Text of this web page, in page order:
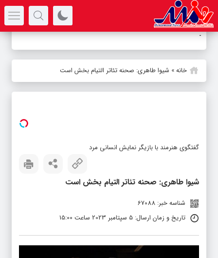
آلبوم «آسی-
خانه» شیوا طاهری: صحنه تئاتر التیام بخش است
گفتگوی هنرمند با بازیگر نمایش انسانی مرد
شیوا طاهری: صحنه تئاتر التیام بخش است
شناسه خبر: 67088
تاریخ و زمان ارسال: 5 سپتامبر 2023 ساعت 15:00